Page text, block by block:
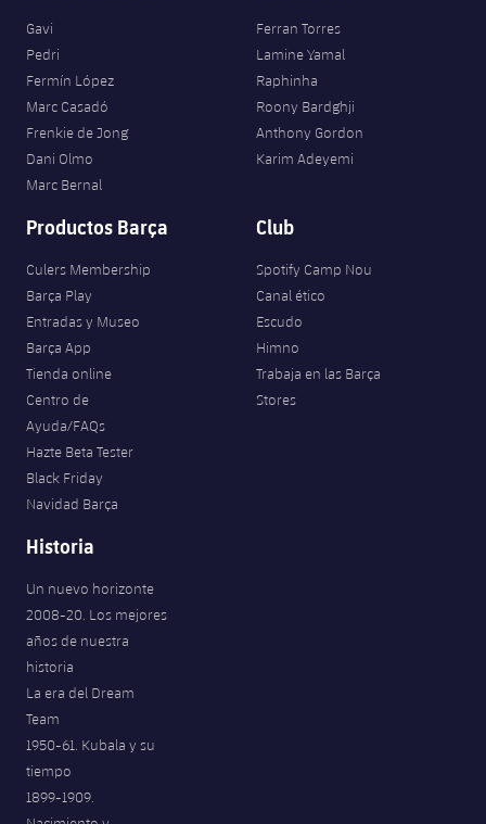
Gavi
Pedri
Fermín López
Marc Casadó
Frenkie de Jong
Dani Olmo
Marc Bernal
Ferran Torres
Lamine Yamal
Raphinha
Roony Bardghji
Anthony Gordon
Karim Adeyemi
Productos Barça
Culers Membership
Barça Play
Entradas y Museo
Barça App
Tienda online
Centro de
Ayuda/FAQs
Hazte Beta Tester
Black Friday
Navidad Barça
Club
Spotify Camp Nou
Canal ético
Escudo
Himno
Trabaja en las Barça
Stores
Historia
Un nuevo horizonte
2008-20. Los mejores
años de nuestra
historia
La era del Dream
Team
1950-61. Kubala y su
tiempo
1899-1909.